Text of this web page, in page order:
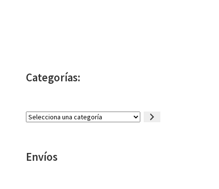
Categorías:
Selecciona
Envíos